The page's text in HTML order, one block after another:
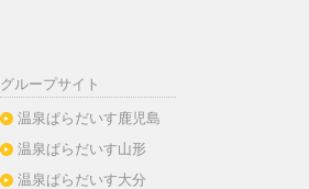
グループサイト
温泉ぱらだいす鹿児島
温泉ぱらだいす山形
温泉ぱらだいす大分